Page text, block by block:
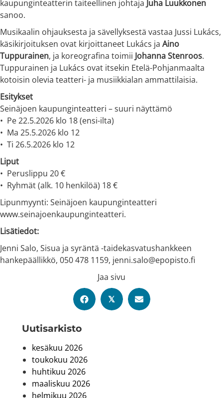
Uutis­arkisto
kesäkuu 2026
toukokuu 2026
huhtikuu 2026
maaliskuu 2026
helmikuu 2026
kaupunginteatterin taiteellinen johtaja Juha Luukkonen
sanoo.
Musikaalin ohjauksesta ja sävellyksestä vastaa Jussi Lukács,
käsikirjoituksen ovat kirjoittaneet Lukács ja Aino
Tuppurainen, ja koreografina toimii Johanna Stenroos.
Tuppurainen ja Lukács ovat itsekin Etelä-Pohjanmaalta
kotoisin olevia teatteri- ja musiikkialan ammattilaisia.
Esitykset
Seinäjoen kaupunginteatteri – suuri näyttämö
•⁠ ⁠Pe 22.5.2026 klo 18 (ensi-ilta)
•⁠ ⁠Ma 25.5.2026 klo 12
•⁠ ⁠Ti 26.5.2026 klo 12
Liput
•⁠ ⁠Peruslippu 20 €
•⁠ ⁠Ryhmät (alk. 10 henkilöä) 18 €
Lipunmyynti: Seinäjoen kaupunginteatteri
www.seinajoenkaupunginteatteri.
Lisätiedot:
Jenni Salo, Sisua ja syräntä -taidekasvatushankkeen
hankepäällikkö, 050 478 1159, jenni.salo@epopisto.fi
Jaa sivu
𝕏